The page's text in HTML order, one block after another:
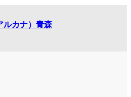
っていただけます。 洗練された
なおもてなし、そして確かな技術
ーションへと導きます。上質なア
、日常の喧騒を忘れる特別なサロン
カナ）青森